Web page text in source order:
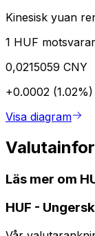
Kinesisk yuan
1 HUF motsvarar
0,0215059 CNY
+0.0002 (1.02%)
Visa diagram
Läs mer om
HUF -